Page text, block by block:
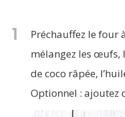
1
Préchauffez le four
mélangez les œufs,
de coco râpée,
Optionnel : ajoutez